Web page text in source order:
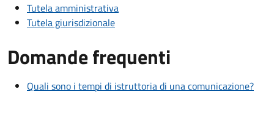
Tutela amministrativa
Tutela giurisdizionale
Domande frequenti
Quali sono i tempi di istruttoria di una comunicazione?